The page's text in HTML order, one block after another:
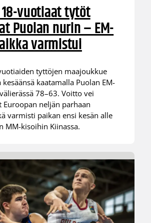
vuotiaat tytöt
Puolan nurin – EM-
varmistui
tyttöjen maajoukkue
kaatamalla Puolan EM-
78–63. Voitto vei
Euroopan neljän parhaan
varmisti paikan ensi kesän alle
MM-kisoihin Kiinassa.